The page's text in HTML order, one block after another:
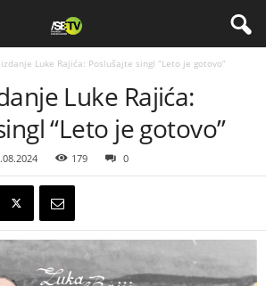
Luke Rajića: Poslušajte singl “Leto je gotovo”
Luke Rajića:
“Leto je gotovo”
179 0